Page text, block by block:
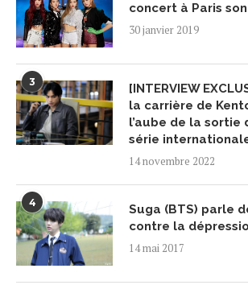
concert à Paris
30 janvier 2019
3
[INTERVIEW
la carrière de
l’aube de la sortie
série
14 novembre 2022
4
Suga (BTS) parle
contre la
14 mai 2017